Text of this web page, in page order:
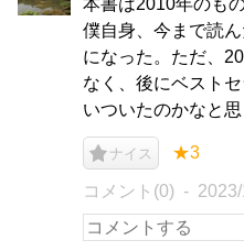
本書は2010年のも
僕自身、今まで読
になった。ただ、
なく、後にベスト
いついたのかなと思
ナイス ★3
コメント(0)